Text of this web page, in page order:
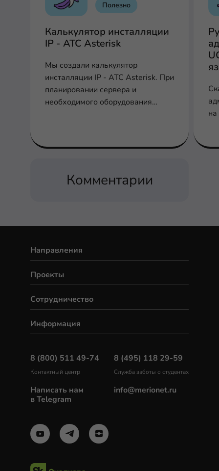
Полезно
Калькулятор инсталляции
IP - АТС Asterisk
Мы создали калькулятор
инсталляции IP - АТС Asterisk. При
планировании сервера и
необходимого оборудования
Комментарии
Направления
Сотрудничество
Проекты
Информация
8 (800) 511 49-74
Контактный центр
Написать нам
в Telegram
8 (495) 118 29-59
Служба заботы о студентах
info@merionet.ru